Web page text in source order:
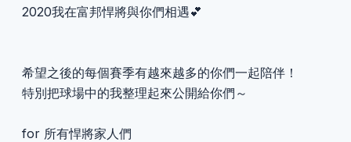
2020我在富邦悍將與你們相遇💕
希望之後的每個賽季有越來越多的你們一起陪伴！
特別把球場中的我整理起來公開給你們～
for 所有悍將家人們